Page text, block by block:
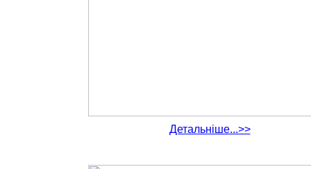
Детальніше...>>